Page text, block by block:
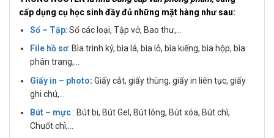
cấp dụng cụ học sinh đầy đủ những mặt hàng như sau:
Sổ – Tập: Sổ các loại, Tập vở, Bao thư,…
File hồ sơ: Bìa trình ký, bìa lá, bìa lỗ, bìa kiếng, bìa hộp, bìa
phân trang,…
Giấy in – photo:Giấy cắt, giấy thùng, giấy in liên tục, giấy
ghi chú,…
Bút – mực : Bút bi, Bút Gel, Bút lông, Bút xóa, Bút chì,
Chuốt chì,…